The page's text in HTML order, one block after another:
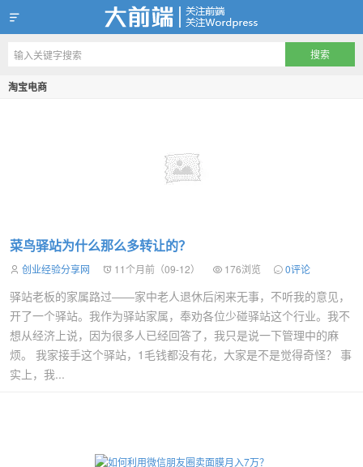
创业经验分享网
淘宝电商
菜鸟驿站为什么那么多转让的？
创业经验分享网 11个月前（09-12） 176浏览 0评论
驿站老板的家属路过——家中老人退休后闲来无事，不听我的意见，
开了一个驿站。我作为驿站家属，奉劝各位少碰驿站这个行业。我不
想从经济上说，因为很多人已经回答了，我只是说一下管理中的麻
烦。 我家接手这个驿站，1毛钱都没有花，大家是不是觉得奇怪？ 事
实上，我...